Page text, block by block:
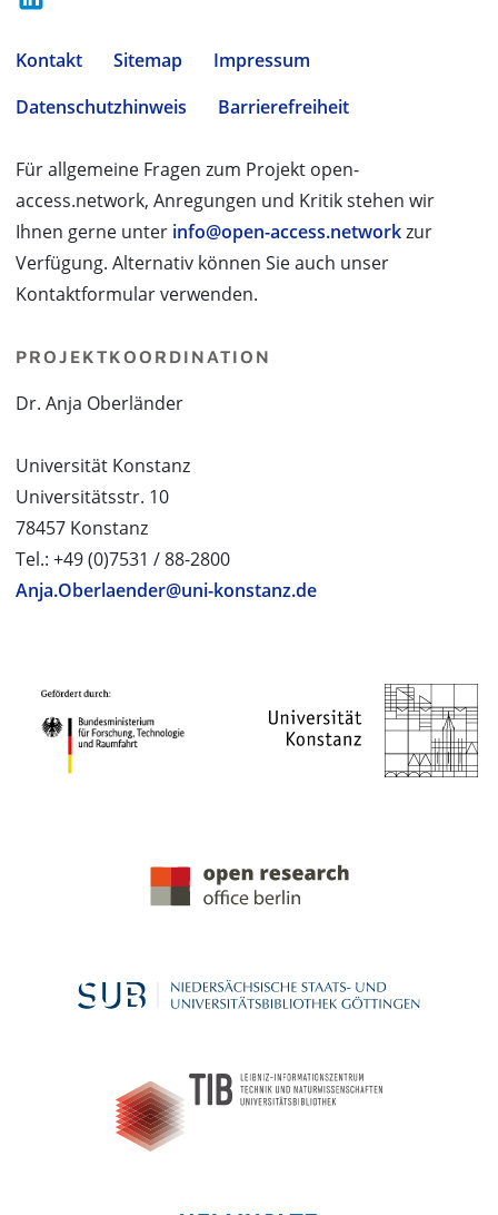
Kontakt Sitemap
Impressum
Datenschutzhinweis
Barrierefreiheit
Für allgemeine Fragen zum Projekt open-
access.network, Anregungen und Kritik stehen wir
Ihnen gerne unter info@open-access.networkzur
Verfügung. Alternativ können Sie auch unser
Kontaktformular verwenden.
PROJEKTKOORDINATION
Dr. Anja Oberländer
Universität Konstanz
Universitätsstr. 10
78457 Konstanz
Tel.: +49 (0)7531 / 88-2800
Anja.Oberlaender@uni-konstanz.de